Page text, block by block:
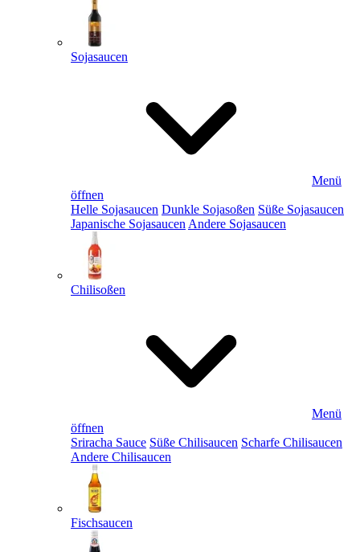
Sojasaucen
Menü
öffnen
Helle Sojasaucen Dunkle Sojasoßen Süße Sojasaucen
Japanische Sojasaucen Andere Sojasaucen
Chilisoßen
Menü
öffnen
Sriracha Sauce Süße Chilisaucen Scharfe Chilisaucen
Andere Chilisaucen
Fischsaucen